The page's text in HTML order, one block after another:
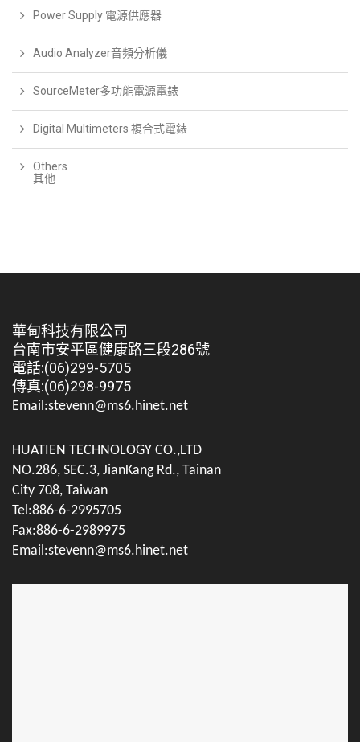
Power Supply 電源供應器
Audio Analyzer音頻分析儀
SourceMeter多功能電源電錶
Digital Multimeters 複合式電錶
Others
其他
華甸科技有限公司
台南市安平區健康路三段286號
電話:(06)299-5705
傳真:(06)298-9975
Email:stevenn@ms6.hinet.net
HUATIEN TECHNOLOGY CO.,LTD
NO.286, SEC.3, JianKang Rd., Tainan
City 708, Taiwan
Tel:886-6-2995705
Fax:886-6-2989975
Email:stevenn@ms6.hinet.net